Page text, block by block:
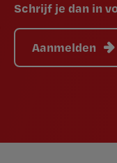
Schrijf je dan in
Aanmelden